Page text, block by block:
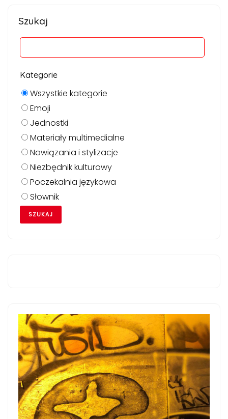
Szukaj
Kategorie
Wszystkie kategorie
Emoji
Jednostki
Materiały multimedialne
Nawiązania i stylizacje
Niezbędnik kulturowy
Poczekalnia językowa
Słownik